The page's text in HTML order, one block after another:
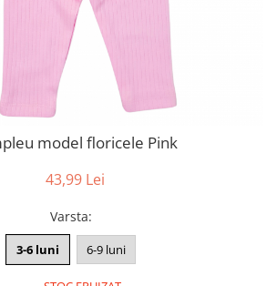
model floricele Pink
43,99 Lei
Varsta:
3-6 luni 6-9 luni